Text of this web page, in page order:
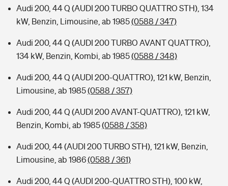
Audi 200, 44 Q (AUDI 200 TURBO QUATTRO STH), 134
kW, Benzin, Limousine, ab 1985(0588 / 347)
Audi 200, 44 Q (AUDI 200 TURBO AVANT QUATTRO),
134 kW, Benzin, Kombi, ab 1985(0588 / 348)
Audi 200, 44 Q (AUDI 200-QUATTRO), 121 kW, Benzin,
Limousine, ab 1985(0588 / 357)
Audi 200, 44 Q (AUDI 200 AVANT-QUATTRO), 121 kW,
Benzin, Kombi, ab 1985(0588 / 358)
Audi 200, 44 (AUDI 200 TURBO STH), 121 kW, Benzin,
Limousine, ab 1986(0588 / 361)
Audi 200, 44 Q (AUDI 200-QUATTRO STH), 100 kW,